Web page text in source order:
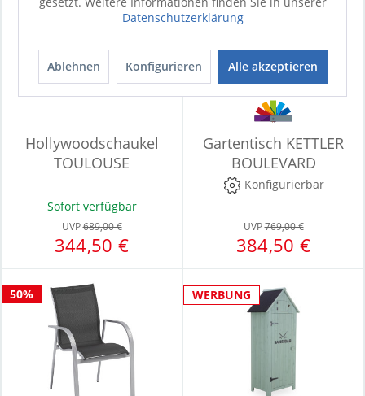
Hollywoodschaukel
TOULOUSE
Sofort verfügbar
UVP689,00 €
344,50 €
Gartentisch KETTLER
BOULEVARD
Konfigurierbar
UVP769,00 €
384,50 €
50% WERBUNG
Datenschutzerklärung
Ablehnen Konfigurieren Alle akzeptieren